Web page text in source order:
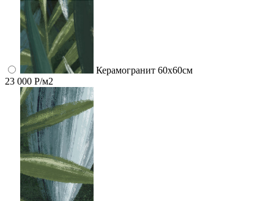
Керамогранит 60x60см
23 000 Р/м2